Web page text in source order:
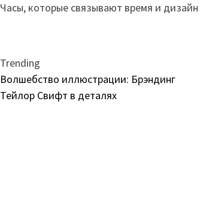
Часы, которые связывают время и дизайн
Trending
Волшебство иллюстрации: Брэндинг
Тейлор Свифт в деталях